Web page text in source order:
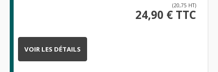
(20,75 HT)
24,90 € TTC
VOIR LES DÉTAILS